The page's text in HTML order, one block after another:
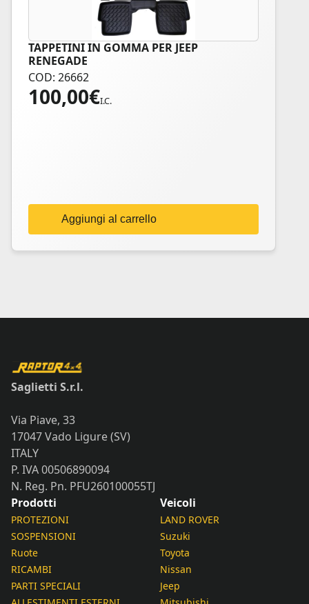
TAPPETINI IN GOMMA PER JEEP
RENEGADE
COD: 26662
100,00€I.C.
Aggiungi al carrello
Saglietti S.r.l.
Via Piave, 33
17047 Vado Ligure (SV)
ITALY
P. IVA 00506890094
N. Reg. Pn. PFU260100055TJ
Prodotti
PROTEZIONI
SOSPENSIONI
Ruote
RICAMBI
PARTI SPECIALI
Veicoli
LAND ROVER
Suzuki
Toyota
Nissan
Jeep